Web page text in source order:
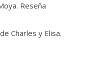
Reseña
Charles y Elisa.